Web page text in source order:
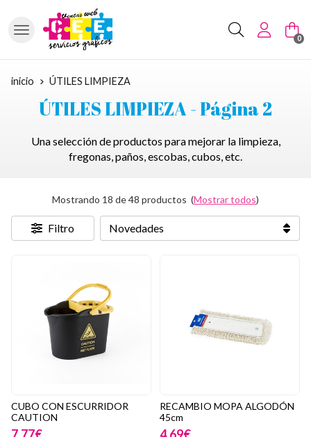
Buscar 0
inicio ÚTILES LIMPIEZA
ÚTILES LIMPIEZA - Página 2
Una selección de productos para mejorar la limpieza,
fregonas, paños, escobas, cubos, etc.
Mostrando 18 de 48 productos (Mostrar todos)
Filtro
CUBO CON ESCURRIDOR
CAUTION
RECAMBIO MOPA ALGODÓN
45cm